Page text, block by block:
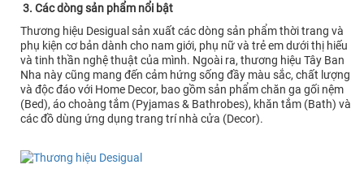
3. Các dòng sản phẩm nổi bật
Thương hiệu Desigual sản xuất các dòng sản phẩm thời trang và
phụ kiện cơ bản dành cho nam giới, phụ nữ và trẻ em dưới thị hiếu
và tinh thần nghệ thuật của mình. Ngoài ra, thương hiệu Tây Ban
Nha này cũng mang đến cảm hứng sống đầy màu sắc, chất lượng
và độc đáo với Home Decor, bao gồm sản phẩm chăn ga gối nệm
(Bed), áo choàng tắm (Pyjamas & Bathrobes), khăn tắm (Bath) và
các đồ dùng ứng dụng trang trí nhà cửa (Decor).